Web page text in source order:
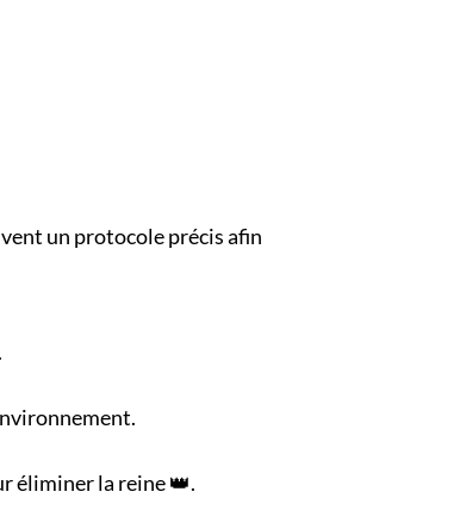
un protocole précis afin
éliminer la reine 👑.